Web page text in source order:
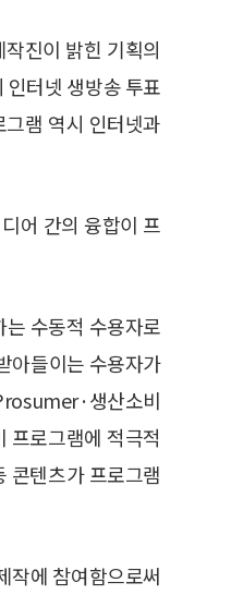
진이 밝힌 기획의
터넷 생방송 투표
램 역시 인터넷과
어 간의 융합이 프
수동적 수용자로
아들이는 수용자가
생산소비
프로그램에 적극적
콘텐츠가 프로그램
작에 참여함으로써